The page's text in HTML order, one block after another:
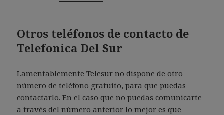
Otros teléfonos de contacto de
Telefonica Del Sur
Lamentablemente Telesur no dispone de otro
número de teléfono gratuito, para que puedas
contactarlo. En el caso que no puedas comunicarte
a través del número anterior lo mejor es que